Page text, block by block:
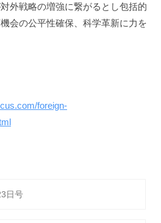
外戦略の増強に繋がるとし包括的
会の公平性確保、科学革新に力を
foreign-
日号